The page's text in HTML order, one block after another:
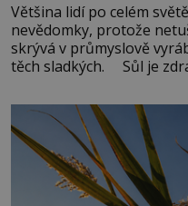
Většina lidí po celém
nevědomky, protože
skrývá v průmyslově
těch sladkých. Sůl je
základní složky– sodík a
správné hospodaření